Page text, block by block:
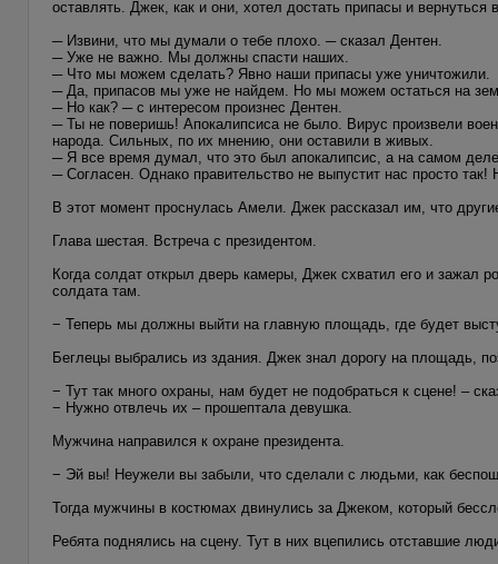
оставлять. Джек, как и они, хотел достать припасы и вернуться
─ Извини, что мы думали о тебе плохо. ─ сказал Дентен.
─ Уже не важно. Мы должны спасти наших.
─ Что мы можем сделать? Явно наши припасы уже уничтожили.
─ Да, припасов мы уже не найдем. Но мы можем остаться на
─ Но как? ─ с интересом произнес Дентен.
─ Ты не поверишь! Апокалипсиса не было. Вирус произвели
народа. Сильных, по их мнению, они оставили в живых.
─ Я все время думал, что это был апокалипсис, а на самом
─ Согласен. Однако правительство не выпустит нас просто
В этот момент проснулась Амели. Джек рассказал им, что
Глава шестая. Встреча с президентом.
Когда солдат открыл дверь камеры, Джек схватил его и зажал
солдата там.
− Теперь мы должны выйти на главную площадь, где будет
Беглецы выбрались из здания. Джек знал дорогу на площадь,
− Тут так много охраны, нам будет не подобраться к сцене! –
− Нужно отвлечь их – прошептала девушка.
Мужчина направился к охране президента.
− Эй вы! Неужели вы забыли, что сделали с людьми, как
Тогда мужчины в костюмах двинулись за Джеком, который
Ребята поднялись на сцену. Тут в них вцепились отставшие